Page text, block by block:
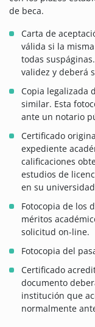
de beca.
Carta de
válida si la
todas
validez y deberá
Copia legalizada
similar. Esta
ante un notario
Certificado
expediente
calificaciones
estudios de
en su
Fotocopia de los
méritos
solicitud on-line.
Fotocopia del
Certificado
documento
institución que
normalmente